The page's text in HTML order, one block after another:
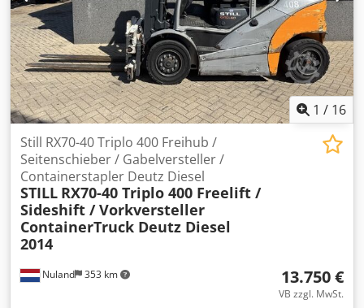
1 / 16
Nuland 353 km
Still RX70-40 Triplo 400 Freihub /
Seitenschieber / Gabelversteller /
Containerstapler Deutz Diesel
STILL RX70-40 Triplo 400 Freelift /
Sideshift / Vorkversteller
ContainerTruck Deutz Diesel
2014
13.750 €
VB zzgl. MwSt.